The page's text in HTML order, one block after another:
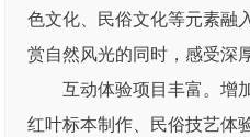
色文化、民俗文化等元素融
赏自然风光的同时，感受深
互动体验项目丰富。增
红叶标本制作、民俗技艺体